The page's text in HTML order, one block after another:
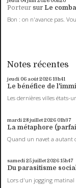
Porteur sur Le
Bon : on n'avance pas.
Notes récentes
jeudi 06 août 202613h41
Le bénéfice de
Les dernières villes états-
mardi 28juillet 2026 01h37
La métaphore
Quand un navet a autant
samedi 25juillet 202615h47
Du parasitisme
Lors d'un jogging matinal